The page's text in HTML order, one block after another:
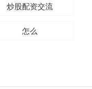
炒股配资交流
怎么